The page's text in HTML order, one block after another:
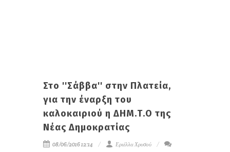
Στο ''Σάββα'' στην Πλατεία,
για την έναρξη του
καλοκαιριού η ΔΗΜ.Τ.Ο της
Νέας Δημοκρατίας
08/06/2016 12:14
Εριέλλα Χρυσού